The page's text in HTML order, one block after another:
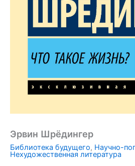
Эрвин Шрёдингер
Библиотека будущего, Научно-
Нехудожественная литература